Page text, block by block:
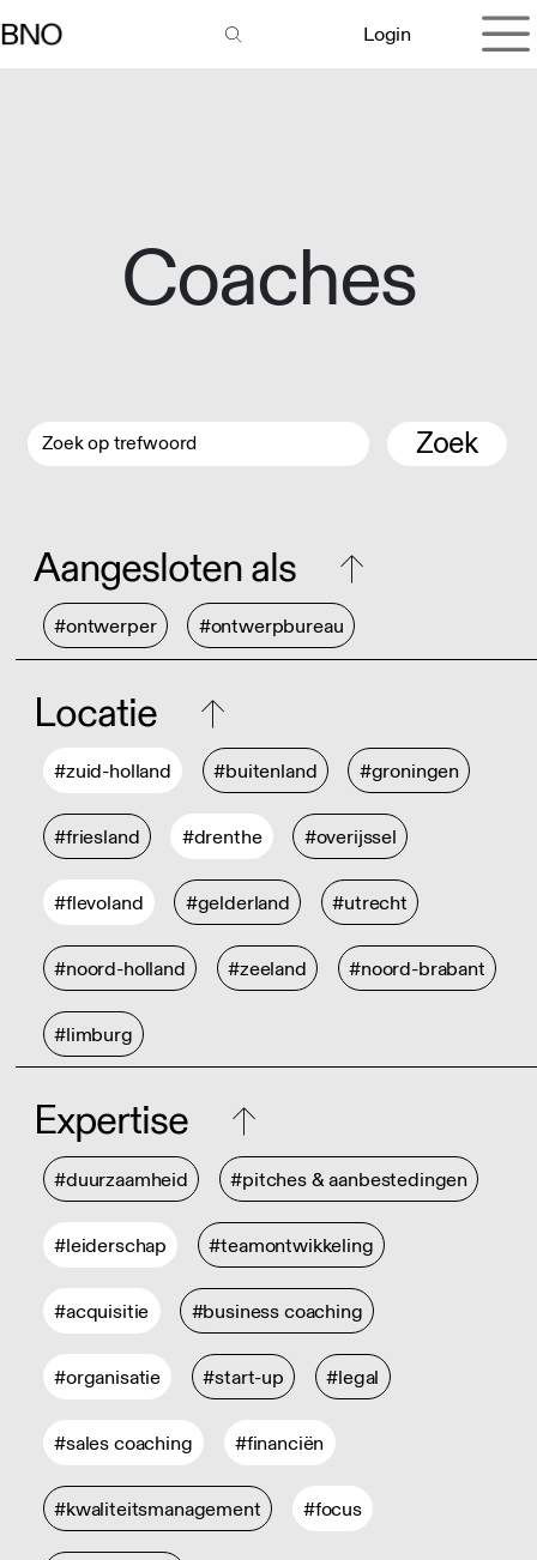
Login
Coaches
Zoek
Aangesloten als
#ontwerper #ontwerpbureau
Locatie
#zuid-holland #buitenland #groningen
#friesland #drenthe #overijssel
#flevoland #gelderland #utrecht
#noord-holland #zeeland #noord-brabant
#limburg
Expertise
#duurzaamheid #pitches & aanbestedingen
#leiderschap #teamontwikkeling
#acquisitie #business coaching
#organisatie #start-up #legal
#sales coaching #financiën
#kwaliteitsmanagement #focus